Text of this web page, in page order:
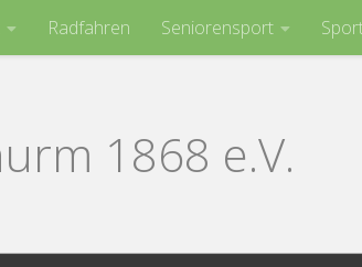
Radfahren Seniorensport
1868 e.V.